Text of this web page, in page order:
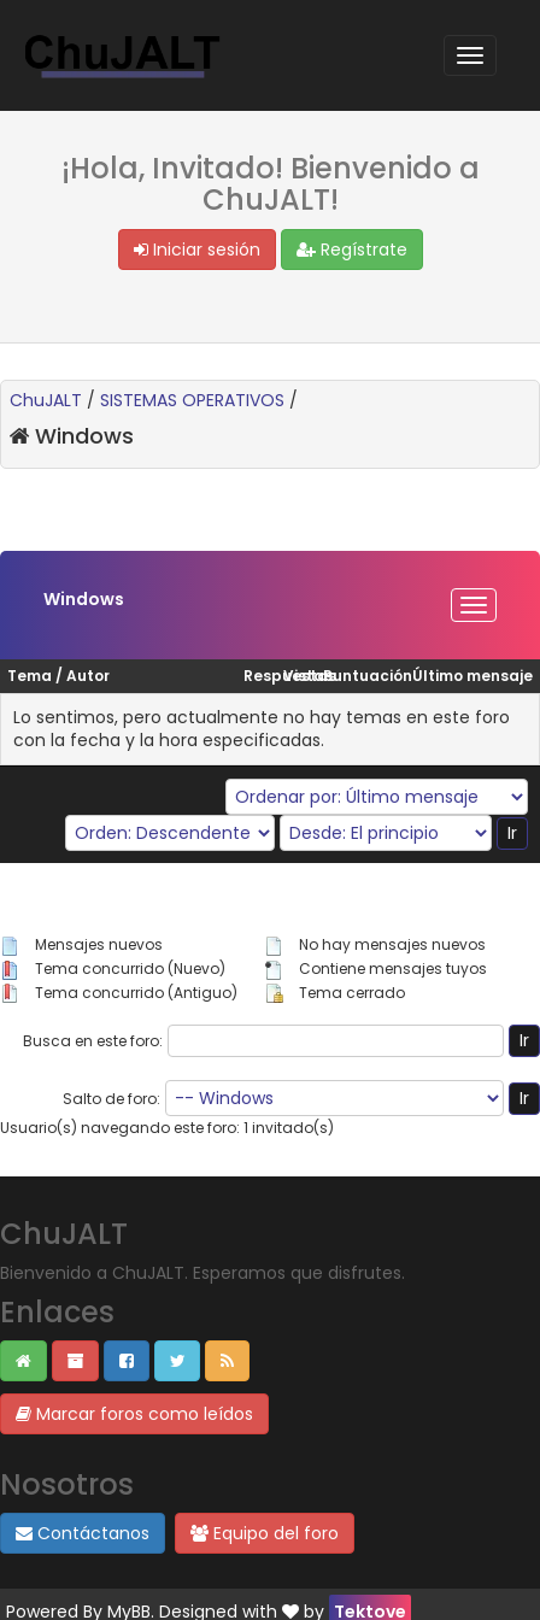
¡Hola, Invitado! Bienvenido a
ChuJALT!
Iniciar sesión Regístrate
ChuJALT / SISTEMAS OPERATIVOS /
Windows
Windows
Tema / Autor Respuestas
VistasPuntuaciónÚltimo mensaje
Lo sentimos, pero actualmente no hay temas en este foro
con la fecha y la hora especificadas.
Mensajes nuevos
Tema concurrido (Nuevo)
Tema concurrido (Antiguo)
No hay mensajes nuevos
Contiene mensajes tuyos
Tema cerrado
Busca en este foro:
Salto de foro:
Usuario(s) navegando este foro: 1 invitado(s)
ChuJALT
Bienvenido a ChuJALT. Esperamos que disfrutes.
Enlaces
Marcar foros como leídos
Nosotros
Contáctanos Equipo del foro
Powered By MyBB. Designed with by Tektove